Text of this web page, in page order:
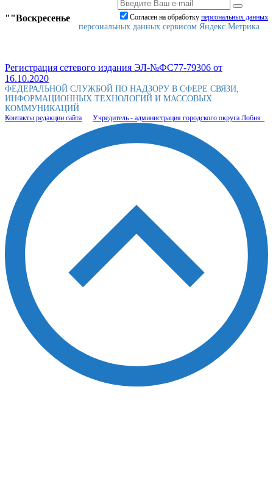
""Воскресенье Согласен на обработку персональныx данных
персональных данных сервисом Яндекс.Метрика
Регистрация сетевого издания ЭЛ-№ФС77-79306 от
16.10.2020
ФЕДЕРАЛЬНОЙ СЛУЖБОЙ ПО НАДЗОРУ В СФЕРЕ СВЯЗИ,
ИНФОРМАЦИОННЫХ ТЕХНОЛОГИЙ И МАССОВЫХ
КОММУНИКАЦИЙ
Контакты редакции сайта Учредитель - администрация городского округа Лобня